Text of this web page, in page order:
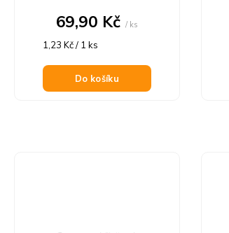
69,90 Kč/ ks
Měrná
1,23 Kč / 1 ks
Do košíku